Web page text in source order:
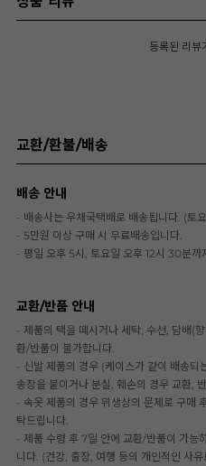
등록된 리뷰
교환/환불/배송
배송 안내
- 배송사는 우체국택배로 배송됩니다. (토
- 5만원 이상 구매 시 무료배송입니다.
- 평일 오후 5시, 토요일 오후 12시 30분
교환/반품 안내
- 제품의 택을 떼시거나 세탁, 수선, 담배(
환/반품이 불가합니다.
- 신발 제품의 경우 (케이스가 같이 배송되
송장을 붙이거나 분실, 훼손의 경우 교환,
- 속옷 제품의 경우 위생상의 문제로 구매
탁드립니다.
- 제품 수령 후 7일 안에 교환/반품이 가능
니다. (건강, 출장, 여행 등의 개인적인 사